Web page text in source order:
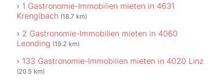
1 Gastronomie-Immobilien mieten in 4631
Krenglbach (18.7 km)
2 Gastronomie-Immobilien mieten in 4060
Leonding (19.2 km)
133 Gastronomie-Immobilien mieten in 4020 Linz
(20.5 km)